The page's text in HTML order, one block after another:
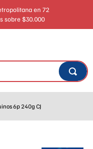
en 72
sobre $30.000
6p 240g CJ